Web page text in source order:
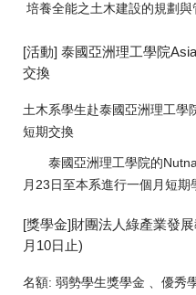
培養全能之土木建設的規劃與
[活動] 泰國亞洲理工學院
交換
土木系學生赴泰國亞洲理工學
短期交換
泰國亞洲理工學院的
月23日至本系進行一個月短期
[獎學金]財團法人綠產業發
月10日止)
名額: 弱勢學生獎學金 、優秀